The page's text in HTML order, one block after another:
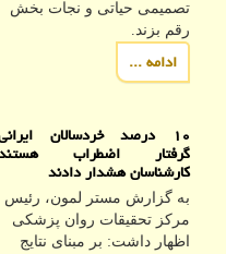
تصمیمی حیاتی و نجات بخش
رقم بزند.
ادامه ...
۱۰ درصد خردسالان
گرفتار اضطراب
کارشناسان هشدار دادند
به گزارش مستر لمون، رئیس
مرکز تحقیقات روان پزشکی
اظهار داشت: بر مبنای نتایج